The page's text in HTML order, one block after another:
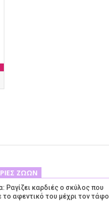
ΖΏΩΝ
Ραγίζει καρδιές ο σκύλος που
το αφεντικό του μέχρι τον τάφο